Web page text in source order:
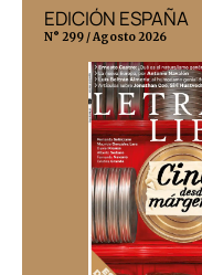
EDICIÓN ESPAÑA
N° 299 / Agosto 2026